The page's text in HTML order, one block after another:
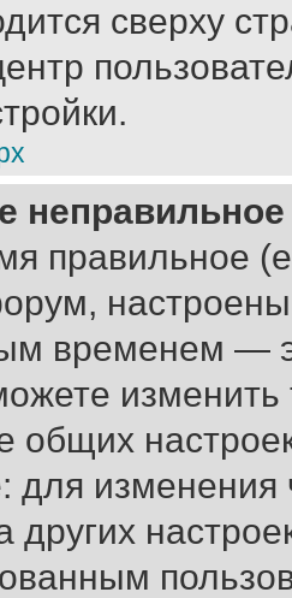
сверху
правильное
настроены
временем —
изменить
общих
изменения
других